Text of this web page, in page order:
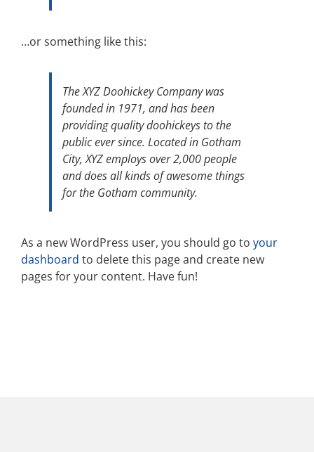
…or something like this:
The XYZ Doohickey Company was
founded in 1971, and has been
providing quality doohickeys to the
public ever since. Located in Gotham
City, XYZ employs over 2,000 people
and does all kinds of awesome things
for the Gotham community.
As a new WordPress user, you should go to your
dashboard to delete this page and create new
pages for your content. Have fun!